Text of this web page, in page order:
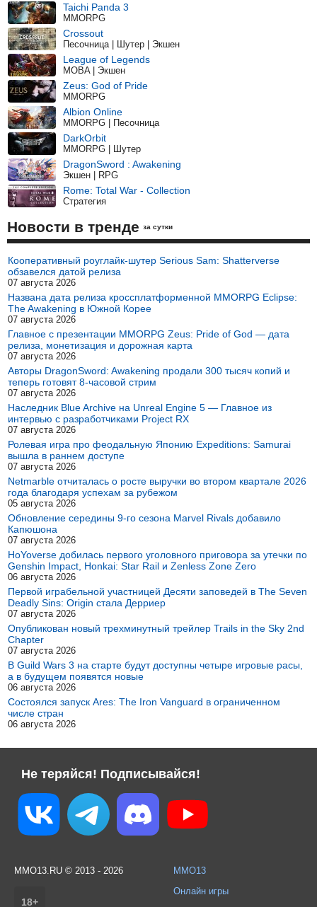
Taichi Panda 3
MMORPG
Crossout
Песочница | Шутер | Экшен
League of Legends
MOBA | Экшен
Zeus: God of Pride
MMORPG
Albion Online
MMORPG | Песочница
DarkOrbit
MMORPG | Шутер
DragonSword : Awakening
Экшен | RPG
Rome: Total War - Collection
Стратегия
Новости в тренде за сутки
Кооперативный роуглайк-шутер Serious Sam: Shatterverse
обзавелся датой релиза
07 августа 2026
Названа дата релиза кроссплатформенной MMORPG Eclipse:
The Awakening в Южной Корее
07 августа 2026
Главное с презентации MMORPG Zeus: Pride of God — дата
релиза, монетизация и дорожная карта
07 августа 2026
Авторы DragonSword: Awakening продали 300 тысяч копий и
теперь готовят 8-часовой стрим
07 августа 2026
Наследник Blue Archive на Unreal Engine 5 — Главное из
интервью с разработчиками Project RX
07 августа 2026
Ролевая игра про феодальную Японию Expeditions: Samurai
вышла в раннем доступе
07 августа 2026
Netmarble отчиталась о росте выручки во втором квартале 2026
года благодаря успехам за рубежом
05 августа 2026
Обновление середины 9-го сезона Marvel Rivals добавило
Капюшона
07 августа 2026
HoYoverse добилась первого уголовного приговора за утечки по
Genshin Impact, Honkai: Star Rail и Zenless Zone Zero
06 августа 2026
Первой играбельной участницей Десяти заповедей в The Seven
Deadly Sins: Origin стала Дерриер
07 августа 2026
Опубликован новый трехминутный трейлер Trails in the Sky 2nd
Chapter
07 августа 2026
В Guild Wars 3 на старте будут доступны четыре игровые расы,
а в будущем появятся новые
06 августа 2026
Состоялся запуск Ares: The Iron Vanguard в ограниченном
числе стран
06 августа 2026
Не теряйся! Подписывайся!
MMO13.RU © 2013 - 2026
18+
MMO13
Онлайн игры